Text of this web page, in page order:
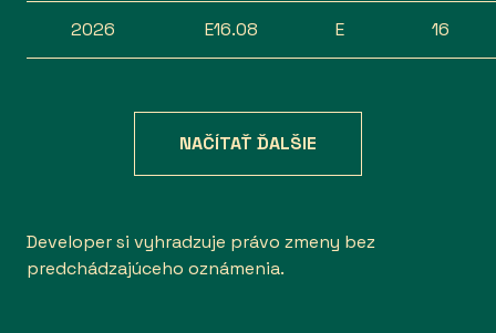
2026 E16.08 E 16
NAČÍTAŤ ĎALŠIE
Developer si vyhradzuje právo zmeny bez
predchádzajúceho oznámenia.